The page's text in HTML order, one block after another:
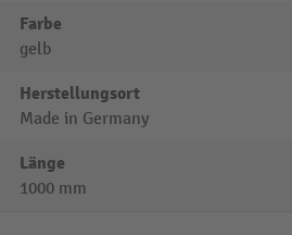
Farbe
gelb
Herstellungsort
Made in Germany
Länge
1000 mm